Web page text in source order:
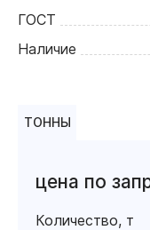
ГОСТ
Наличие
ТОННЫ
цена по
Количество, т